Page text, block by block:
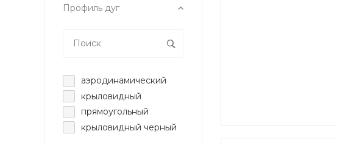
Профиль дуг
аэродинамический
крыловидный
прямоугольный
крыловидный черный